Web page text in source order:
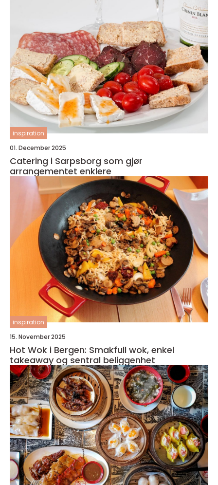
inspiration
01. December 2025
Catering i Sarpsborg som gjør
arrangementet enklere
inspiration
15. November 2025
Hot Wok i Bergen: Smakfull wok, enkel
takeaway og sentral beliggenhet